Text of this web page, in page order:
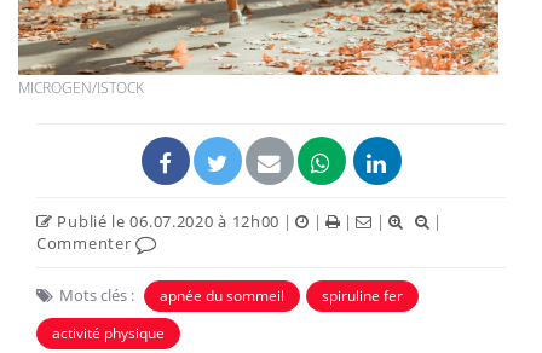
MICROGEN/ISTOCK
Publié le 06.07.2020 à 12h00 | | | |
|
Commenter
Mots clés : apnée du sommeil
spiruline fer
activité physique